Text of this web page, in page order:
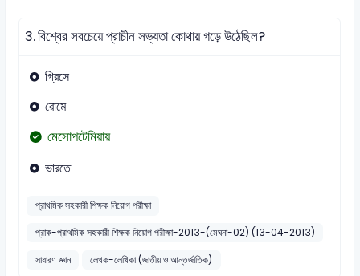
3.বিশ্বের সবচেয়ে প্রাচীন সভ্যতা কোথায় গড়ে উঠেছিল?
গ্রিসে
রোমে
মেসোপটেমিয়ায়
ভারতে
প্রাথমিক সহকারী শিক্ষক নিয়োগ পরীক্ষা
প্রাক-প্রাথমিক সহকারী শিক্ষক নিয়োগ পরীক্ষা-2013-(মেঘনা-02) (13-04-2013)
সাধারণ জ্ঞান
লেখক-লেখিকা (জাতীয় ও আন্তর্জাতিক)